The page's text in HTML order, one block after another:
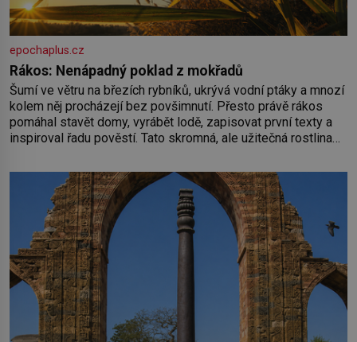
epochaplus.cz
Rákos: Nenápadný poklad z mokřadů
Šumí ve větru na březích rybníků, ukrývá vodní ptáky a mnozí
kolem něj procházejí bez povšimnutí. Přesto právě rákos
pomáhal stavět domy, vyrábět lodě, zapisovat první texty a
inspiroval řadu pověstí. Tato skromná, ale užitečná rostlina
obyčejnou kulisu letního koupání. Stačí se však podívat